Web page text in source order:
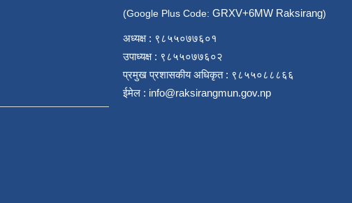
(Google Plus Code: GRXV+6MW Raksirang)
अध्यक्ष : ९८५५०७७६०१
उपाध्यक्ष : ९८५५०७७६०२
प्रमुख प्रशासकीय अधिकृत : ९८५५०८८८६६
ईमेल : info@raksirangmun.gov.np